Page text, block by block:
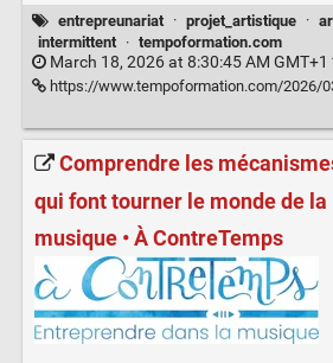
entrepreunariat · projet_artistique ·
intermittent
· tempoformation.com
March 18, 2026 at 8:30:45 AM GMT+1
https://www.tempoformation.com/2026/03/17/lerreur-de-statut-la-faute-
Comprendre les
qui font tourner le monde de la
musique • À ContreTemps